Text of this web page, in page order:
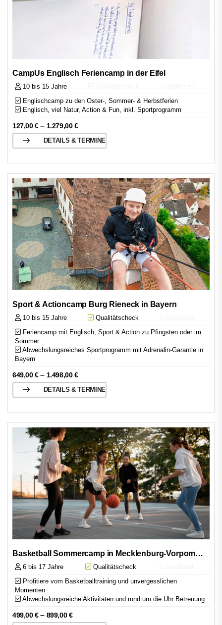
CampUs Englisch Feriencamp in der Eifel
10 bis 15 Jahre
Englischcamp zu den Oster-, Sommer- & Herbstferien
Englisch, viel Natur, Action & Fun, inkl. Sportprogramm
127,00€– 1.279,00€
DETAILS & TERMINE
Sport & Actioncamp Burg Rieneck in Bayern
10 bis 15 Jahre Qualitätscheck
Feriencamp mit Englisch, Sport & Action zu Pfingsten oder im
Sommer
Abwechslungsreiches Sportprogramm mit Adrenalin-Garantie in
Bayern
649,00€– 1.498,00€
DETAILS & TERMINE
Basketball Sommercamp in Mecklenburg-Vorpommern
6 bis 17 Jahre Qualitätscheck
Profitiere vom Basketballtraining und unvergesslichen
Momenten
Abwechslungsreiche Aktivitäten und rund um die Uhr Betreuung
499,00€– 899,00€